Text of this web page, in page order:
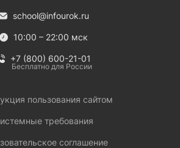
school@infourok.ru
10:00 – 22:00 мск
+7 (800) 600-21-01
Бесплатно для России
пользования сайтом
требования
соглашение